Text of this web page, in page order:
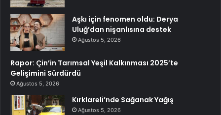
Aşkı için fenomen oldu: Derya
Uluğ’dan nişanlısına destek
Ağustos 5, 2026
Rapor: Çin’in Tarımsal Yeşil Kalkınması 2025’te
Gelişimini Sürdürdü
Ağustos 5, 2026
Kırklareli’nde Sağanak Yağış
Ağustos 5, 2026